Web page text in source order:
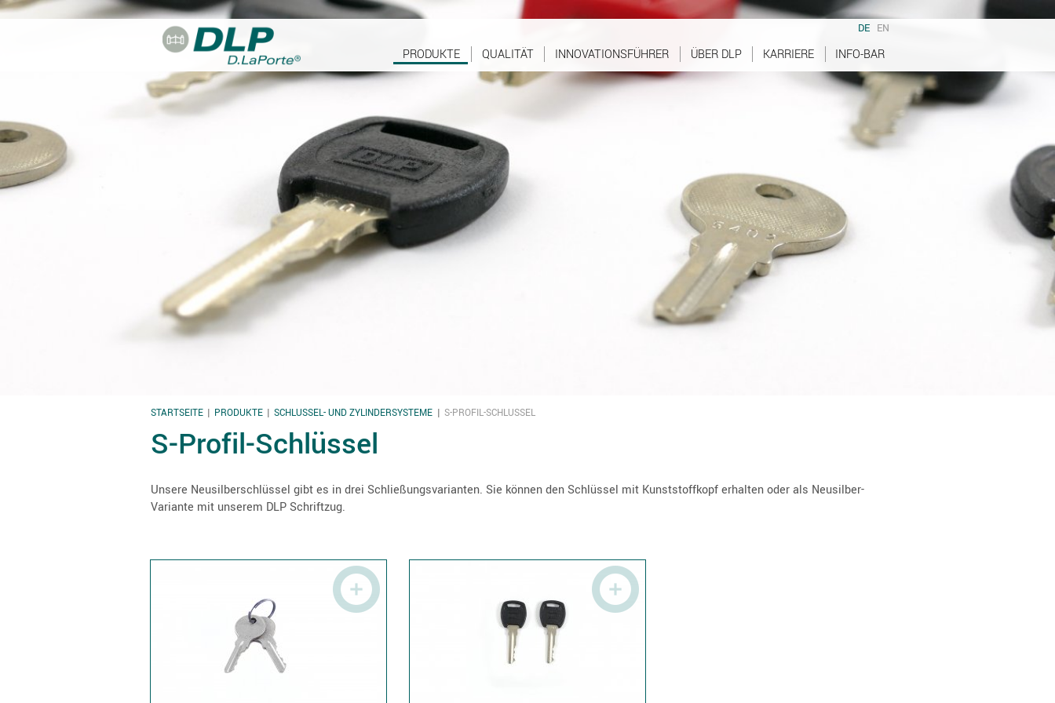
Direkt zum Inhalt
DE EN
PRODUKTE QUALITÄT INNOVATIONSFÜHRER ÜBER DLP KARRIERE INFO-BAR
SIE SIND HIER
STARTSEITE PRODUKTE SCHLÜSSEL- UND ZYLINDERSYSTEME S-PROFIL-SCHLÜSSEL
S-Profil-Schlüssel
Unsere Neusilberschlüssel gibt es in drei Schließungsvarianten. Sie können den Schlüssel mit Kunststoffkopf erhalten oder als Neusilber-
Variante mit unserem DLP Schriftzug.